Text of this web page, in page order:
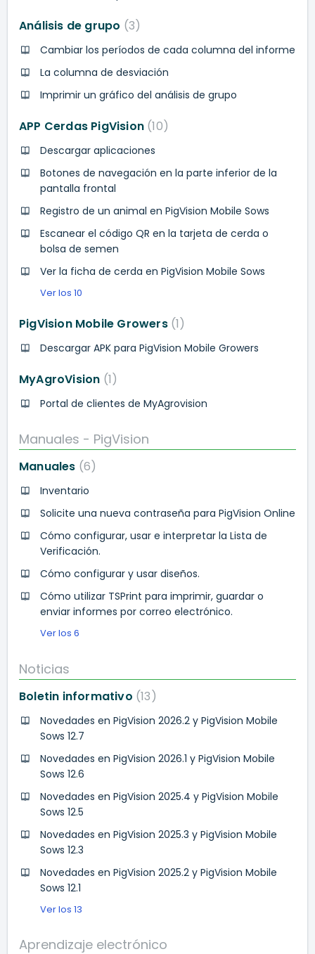
Análisis de grupo 3
Cambiar los períodos de cada columna del informe
La columna de desviación
Imprimir un gráfico del análisis de grupo
APP Cerdas PigVision 10
Descargar aplicaciones
Botones de navegación en la parte inferior de la
pantalla frontal
Registro de un animal en PigVision Mobile Sows
Escanear el código QR en la tarjeta de cerda o
bolsa de semen
Ver la ficha de cerda en PigVision Mobile Sows
Ver los 10
PigVision Mobile Growers 1
Descargar APK para PigVision Mobile Growers
MyAgroVision 1
Portal de clientes de MyAgrovision
Manuales - PigVision
Manuales 6
Inventario
Solicite una nueva contraseña para PigVision Online
Cómo configurar, usar e interpretar la Lista de
Verificación.
Cómo configurar y usar diseños.
Cómo utilizar TSPrint para imprimir, guardar o
enviar informes por correo electrónico.
Ver los 6
Noticias
Boletin informativo 13
Novedades en PigVision 2026.2 y PigVision Mobile
Sows 12.7
Novedades en PigVision 2026.1 y PigVision Mobile
Sows 12.6
Novedades en PigVision 2025.4 y PigVision Mobile
Sows 12.5
Novedades en PigVision 2025.3 y PigVision Mobile
Sows 12.3
Novedades en PigVision 2025.2 y PigVision Mobile
Sows 12.1
Ver los 13
Aprendizaje electrónico